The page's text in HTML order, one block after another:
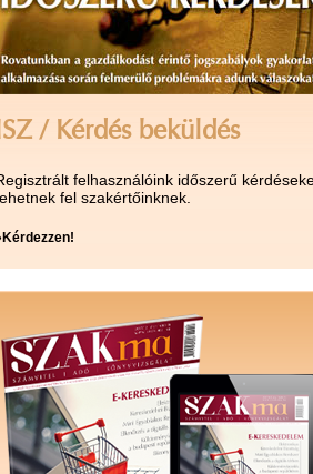
/ Kérdés beküldés
felhasználóink időszerű
fel szakértőinknek.